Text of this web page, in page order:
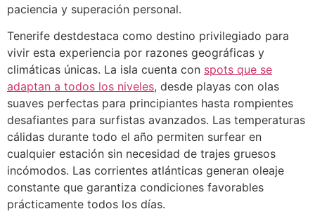
paciencia y superación personal.
Tenerife destdestaca como destino privilegiado para
vivir esta experiencia por razones geográficas y
climáticas únicas. La isla cuenta con spots que se
adaptan a todos los niveles, desde playas con olas
suaves perfectas para principiantes hasta rompientes
desafiantes para surfistas avanzados. Las temperaturas
cálidas durante todo el año permiten surfear en
cualquier estación sin necesidad de trajes gruesos
incómodos. Las corrientes atlánticas generan oleaje
constante que garantiza condiciones favorables
prácticamente todos los días.